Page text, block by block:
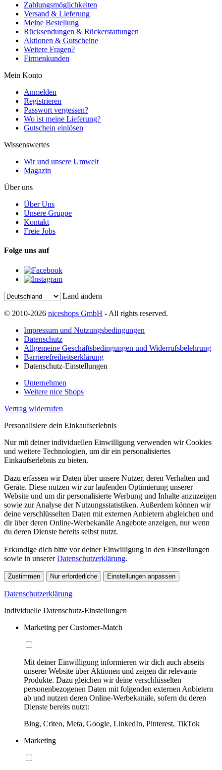
Zahlungsmöglichkeiten
Versand & Lieferung
Meine Bestellung
Rücksendungen & Rückerstattungen
Aktionen & Gutscheine
Weitere Fragen?
Firmenkunden
Mein Konto
Anmelden
Registrieren
Passwort vergessen?
Wo ist meine Lieferung?
Gutschein einlösen
Wissenswertes
Wir und unsere Umwelt
Magazin
Über uns
Über Uns
Unsere Gruppe
Kontakt
Freie Jobs
Folge uns auf
Land ändern
© 2010-2026 niceshops GmbH - All rights reserved.
Impressum und Nutzungsbedingungen
Datenschutz
Allgemeine Geschäftsbedingungen und Widerrufsbelehrung
Barrierefreiheitserklärung
Datenschutz-Einstellungen
Unternehmen
Weitere nice Shops
Vertrag widerrufen
Personalisiere dein Einkaufserlebnis
Nur mit deiner individuellen Einwilligung verwenden wir Cookies
und weitere Technologien, um dir ein personalisiertes
Einkaufserlebnis zu bieten.
Dazu erfassen wir Daten über unsere Nutzer, deren Verhalten und
Geräte. Diese nutzen wir zur laufenden Optimierung unserer
Website und um dir personalisierte Werbung und Inhalte anzuzeigen
sowie zur Analyse der Nutzungsstatistiken. Außerdem können wir
deine verschlüsselten Daten mit externen Anbietern abgleichen und
dir über deren Online-Werbekanäle Angebote anzeigen, nur wenn
du deren Dienste bereits selbst nutzt.
Erkundige dich bitte vor deiner Einwilligung in den Einstellungen
sowie in unsererDatenschutzerklärung.
Zustimmen Nur erforderliche Einstellungen anpassen
Datenschutzerklärung
Individuelle Datenschutz-Einstellungen
Marketing per Customer-Match
Mit deiner Einwilligung informieren wir dich auch abseits
unserer Website über Aktionen und zeigen dir relevante
Produkte. Dazu gleichen wir deine verschlüsselten
personenbezogenen Daten mit folgenden externen Anbietern
ab und nutzen deren Online-Werbekanäle, sofern du deren
Dienste bereits nutzt:
Bing, Criteo, Meta, Google, LinkedIn, Pinterest, TikTok
Marketing